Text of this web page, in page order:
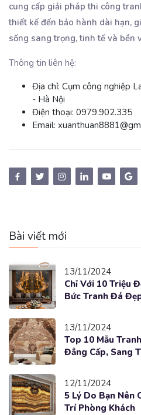
cung cấp giải pháp thi công
thiết kế đến bảo hành dài hạn,
sống sang trọng, tinh tế và bền
Thông tin liên hệ:
Địa chỉ: Cụm công nghiệp
- Hà Nội
Điện thoại: 0979.902.335
Email:
Bài viết mới
13/11/2024
Chỉ Với 10 Triệu
Bức Tranh Đá
13/11/2024
Top 10 Mẫu
Đẳng Cấp, Sang
12/11/2024
5 Lý Do Bạn Nên
Trí Phòng Khách